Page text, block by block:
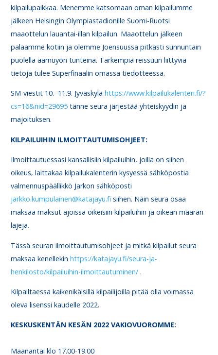
kilpailupaikkaa. Menemme katsomaan oman kilpailumme
jälkeen Helsingin Olympiastadionille Suomi-Ruotsi
maaottelun lauantai-illan kilpailun. Maaottelun jälkeen
palaamme kotiin ja olemme Joensuussa pitkästi sunnuntain
puolella aamuyön tunteina. Tarkempia reissuun liittyviä
tietoja tulee Superfinaalin omassa tiedotteessa.
SM-viestit 10.–11.9. Jyväskylähttps://www.kilpailukalenteri.fi/?
cs=16&nid=29695 tänne seura järjestää yhteiskyydin ja
majoituksen.
KILPAILUIHIN ILMOITTAUTUMISOHJEET:
Ilmoittautuessasi kansallisiin kilpailuihin, joilla on siihen
oikeus, laittakaa kilpailukalenterin kysyessä sähköpostia
valmennuspäällikkö Jarkon sähköposti
jarkko.kumpulainen@katajayu.fi siihen. Näin seura osaa
maksaa maksut ajoissa oikeisiin kilpailuihin ja oikean määrän
lajeja.
Tässä seuran ilmoittautumisohjeet ja mitkä kilpailut seura
maksaa kenellekinhttps://katajayu.fi/seura-ja-
henkilosto/kilpailuihin-ilmoittautuminen/ .
Kilpailtaessa kaikenikäisillä kilpailijoilla pitää olla voimassa
oleva lisenssi kaudelle 2022.
KESKUSKENTÄN KESÄN 2022 VAKIOVUOROMME:
Maanantai klo 17.00-19.00